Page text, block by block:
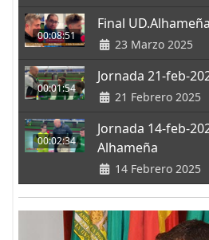
00:08:51
Final
23 Marzo 2025
00:01:54
Jornada 21-feb-
21 Febrero 2025
00:02:34
Jornada 14-feb-
Alhameña
14 Febrero 2025